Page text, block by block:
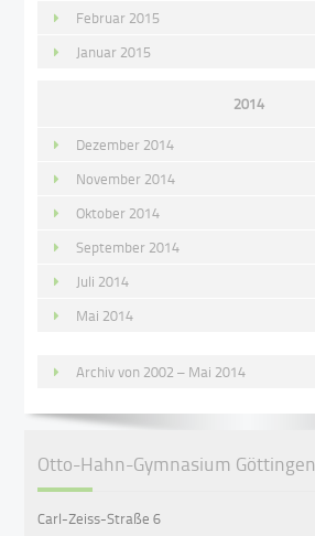
Februar 2015
Januar 2015
2014
Dezember 2014
November 2014
Oktober 2014
September 2014
Juli 2014
Mai 2014
Archiv von 2002 – Mai 2014
Otto-Hahn-Gymnasium Göttingen
Carl-Zeiss-Straße 6